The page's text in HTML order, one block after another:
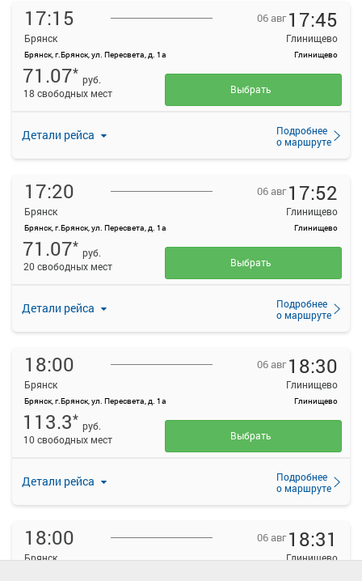
17:15
Брянск
Брянск, г.Брянск, ул. Пересвета, д. 1а
06 авг 17:45
Глинищево
Глинищево
Детали рейса
Подробнее
о маршруте
71.07* руб.
18 свободных мест
Выбрать
17:20
Брянск
Брянск, г.Брянск, ул. Пересвета, д. 1а
06 авг 17:52
Глинищево
Глинищево
Детали рейса
Подробнее
о маршруте
71.07* руб.
20 свободных мест
Выбрать
18:00
Брянск
Брянск, г.Брянск, ул. Пересвета, д. 1а
06 авг 18:30
Глинищево
Глинищево
Детали рейса
Подробнее
о маршруте
113.3* руб.
10 свободных мест
Выбрать
18:00
Брянск
06 авг 18:31
Глинищево